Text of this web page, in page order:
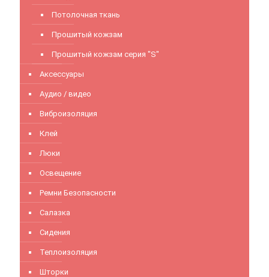
Потолочная ткань
Прошитый кожзам
Прошитый кожзам серия "S"
Аксессуары
Аудио / видео
Виброизоляция
Клей
Люки
Освещение
Ремни Безопасности
Салазка
Сидения
Теплоизоляция
Шторки